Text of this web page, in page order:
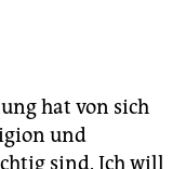
hat von sich
und
sind. Ich will